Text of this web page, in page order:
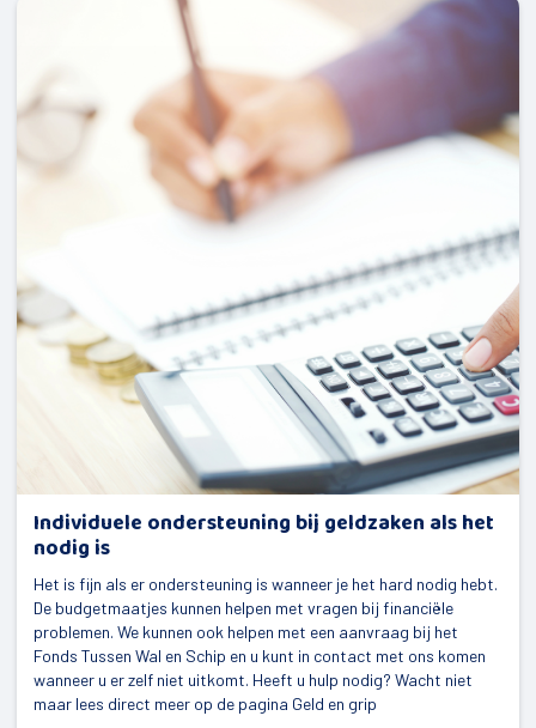
Individuele ondersteuning bij geldzaken als het
nodig is
Het is fijn als er ondersteuning is wanneer je het hard nodig hebt.
De budgetmaatjes kunnen helpen met vragen bij financiële
problemen. We kunnen ook helpen met een aanvraag bij het
Fonds Tussen Wal en Schip en u kunt in contact met ons komen
wanneer u er zelf niet uitkomt. Heeft u hulp nodig? Wacht niet
maar lees direct meer op de pagina Geld en grip